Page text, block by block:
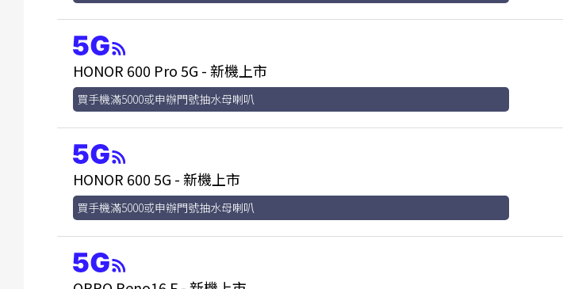
HONOR 600 Pro 5G - 新機上市
買手機滿5000或申辦門號抽水母喇叭
HONOR 600 5G - 新機上市
買手機滿5000或申辦門號抽水母喇叭